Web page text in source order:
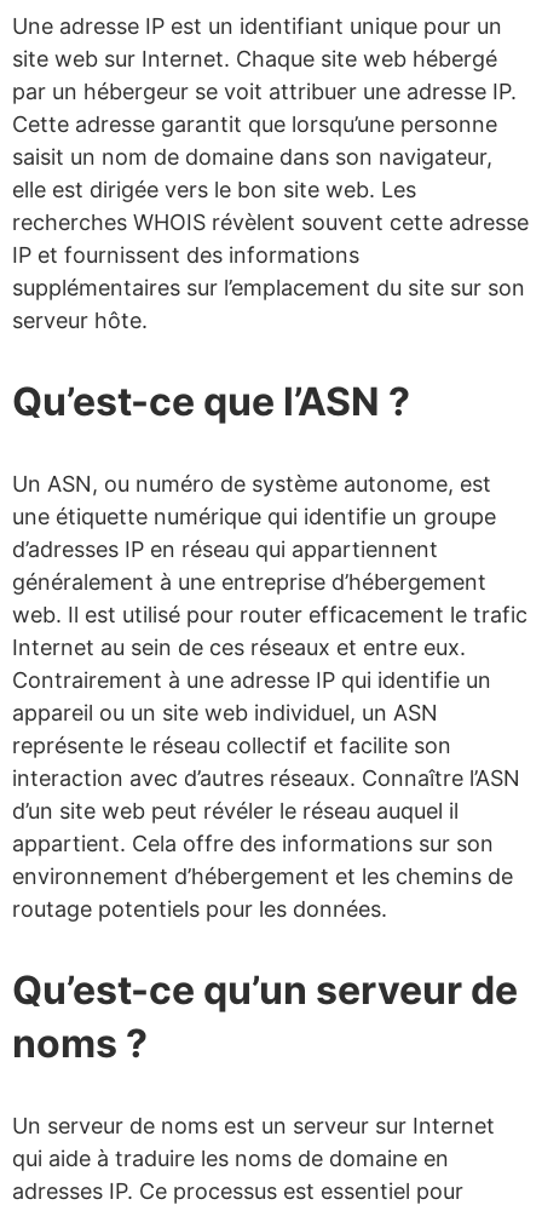
Une adresse IP est un identifiant unique pour un
site web sur Internet. Chaque site web hébergé
par un hébergeur se voit attribuer une adresse IP.
Cette adresse garantit que lorsqu’une personne
saisit un nom de domaine dans son navigateur,
elle est dirigée vers le bon site web. Les
recherches WHOIS révèlent souvent cette adresse
IP et fournissent des informations
supplémentaires sur l’emplacement du site sur son
serveur hôte.
Qu’est-ce que l’ASN ?
Un ASN, ou numéro de système autonome, est
une étiquette numérique qui identifie un groupe
d’adresses IP en réseau qui appartiennent
généralement à une entreprise d’hébergement
web. Il est utilisé pour router efficacement le trafic
Internet au sein de ces réseaux et entre eux.
Contrairement à une adresse IP qui identifie un
appareil ou un site web individuel, un ASN
représente le réseau collectif et facilite son
interaction avec d’autres réseaux. Connaître l’ASN
d’un site web peut révéler le réseau auquel il
appartient. Cela offre des informations sur son
environnement d’hébergement et les chemins de
routage potentiels pour les données.
Qu’est-ce qu’un serveur de
noms ?
Un serveur de noms est un serveur sur Internet
qui aide à traduire les noms de domaine en
adresses IP. Ce processus est essentiel pour